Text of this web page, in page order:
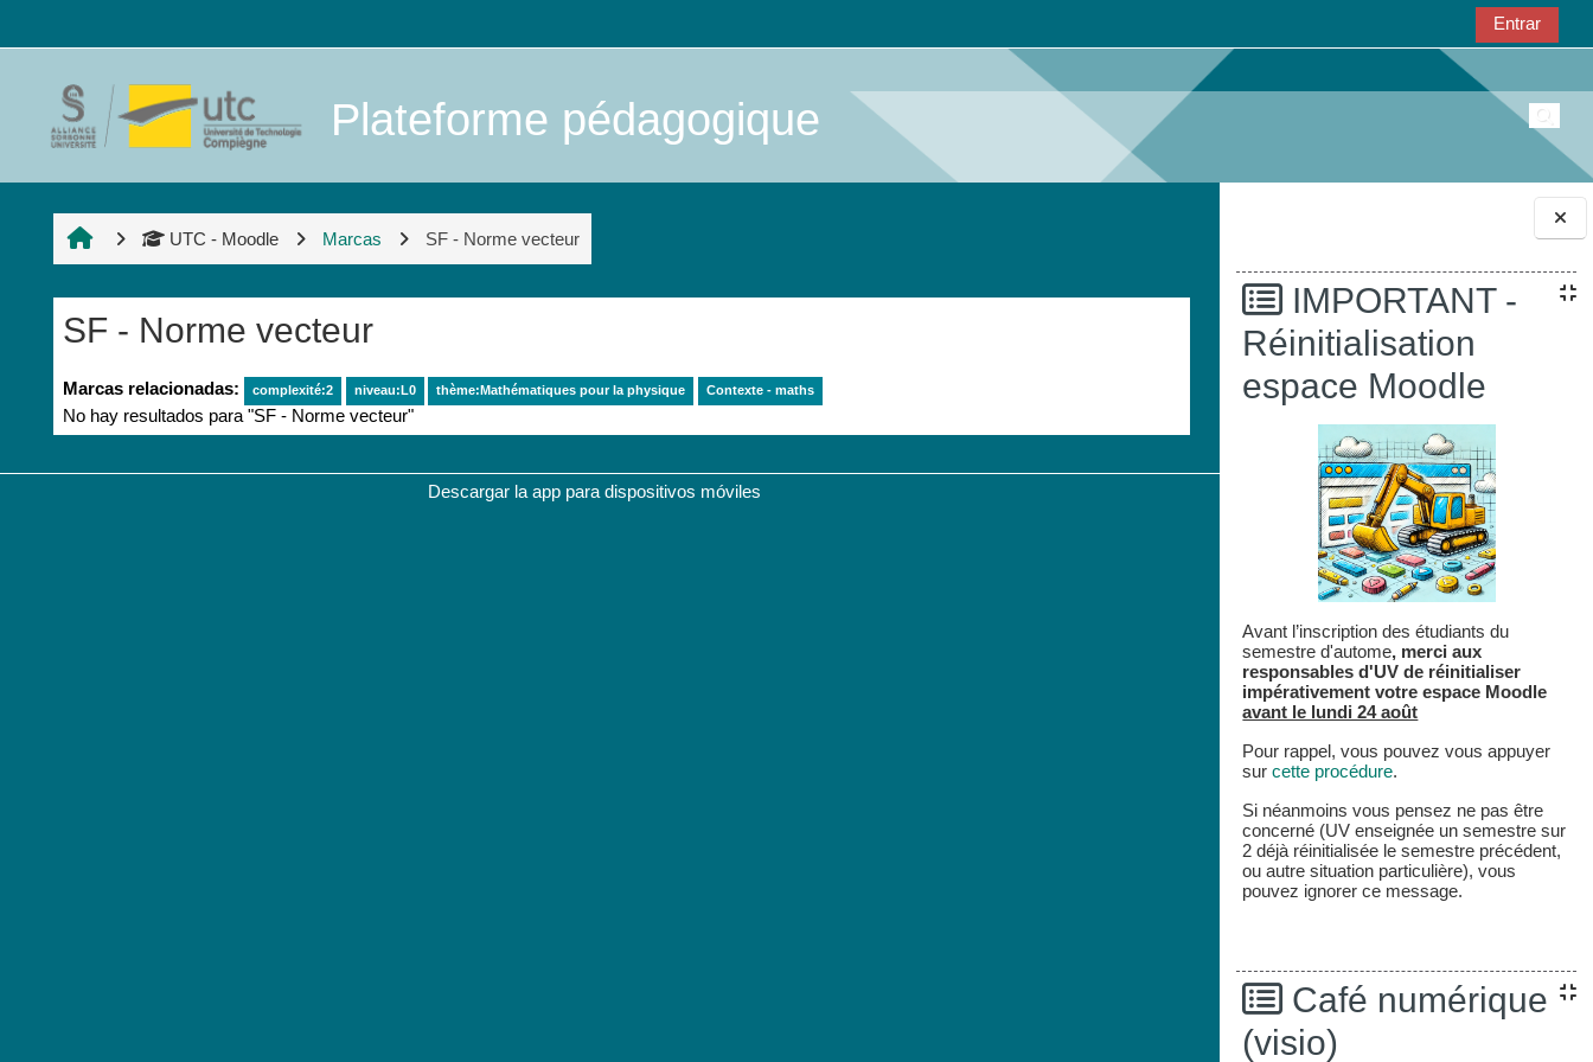
BloquesIMPORTANT -
Réinitialisation
espace Moodle
Avant l’inscription des étudiants du
semestre d'autome, merci aux
responsables d'UV de réinitialiser
impérativement votre espace Moodle
avant le lundi 24 août
Pour rappel, vous pouvez vous appuyer
surcette procédure.
Si néanmoins vous pensez ne pas être
concerné (UV enseignée un semestre sur
2 déjà réinitialisée le semestre précédent,
ou autre situation particulière), vous
pouvez ignorer ce message.
Café numérique
(visio)
Entrar
Plateforme pédagogique
UTC - Moodle Marcas SF - Norme vecteur
SF - Norme vecteur
Marcas relacionadas: complexité:2 niveau:L0 thème:Mathématiques pour la physique Contexte - maths
No hay resultados para "SF - Norme vecteur"
Descargar la app para dispositivos móviles